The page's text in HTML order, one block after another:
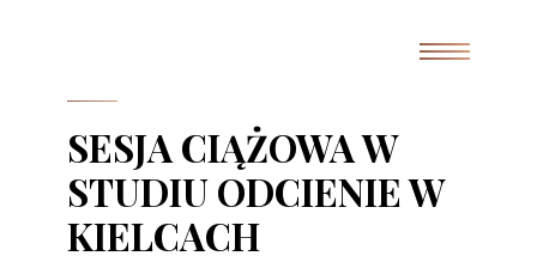
SESJA CIĄŻOWA W
STUDIU ODCIENIE W
KIELCACH